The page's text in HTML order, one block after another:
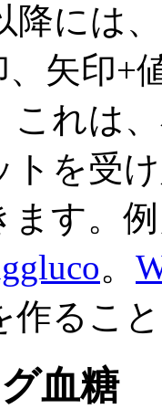
降には
矢印+
これは
トを受
ます。
。
作るこ
血糖